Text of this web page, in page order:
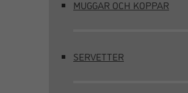
MUGGAR OCH KOPPAR
SERVETTER